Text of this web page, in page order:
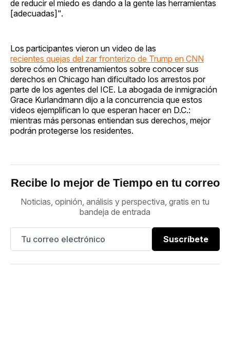
de reducir el miedo es dando a la gente las herramientas
[adecuadas]".
Los participantes vieron un video de las
recientes quejas del zar fronterizo de Trump en CNN
sobre cómo los entrenamientos sobre conocer sus
derechos en Chicago han dificultado los arrestos por
parte de los agentes del ICE. La abogada de inmigración
Grace Kurlandmann dijo a la concurrencia que estos
videos ejemplifican lo que esperan hacer en D.C.:
mientras más personas entiendan sus derechos, mejor
podrán protegerse los residentes.
Recibe lo mejor de Tiempo en tu correo
Noticias, opinión, análisis y perspectiva, gratis en tu
bandeja de entrada
Suscríbete